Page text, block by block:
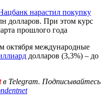
нарастил покупку
долларов. При этом курс
прошлого года
октября международные
долларов (3,3%) – до
в Telegram. Подписывайтесь